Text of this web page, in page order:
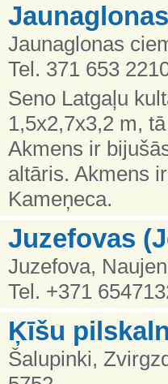
Jaunaglonas
Tel. 371 653
Seno Latgaļu
1,5x2,7x3,2 m,
Akmens ir
altāris. Akmens
Kameņeca.
Juzefovas
Juzefova,
Tel. +371
Ķīšu
Šalupinki,